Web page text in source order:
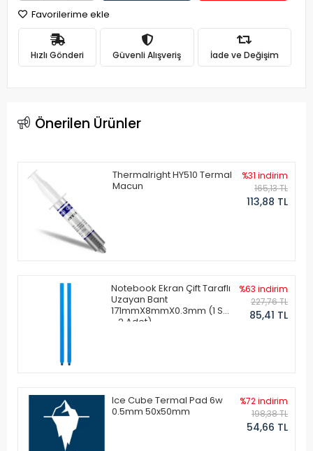
Favorilerime ekle
Hızlı Gönderi Güvenli Alışveriş İade ve Değişim
Önerilen Ürünler
Thermalright HY510 Termal
Macun
%31 indirim
165,13 TL
113,88 TL
Notebook Ekran Çift Taraflı
Uzayan Bant
171mmX8mmX0.3mm (1 Set
- 2 Adet)
%63 indirim
227,76 TL
85,41 TL
Ice Cube Termal Pad 6w
0.5mm 50x50mm
%72 indirim
198,38 TL
54,66 TL